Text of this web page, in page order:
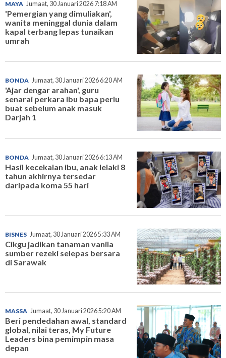
MAYA Jumaat, 30 Januari 2026 7:18 AM
'Pemergian yang dimuliakan',
wanita meninggal dunia dalam
kapal terbang lepas tunaikan
umrah
BONDA Jumaat, 30 Januari 2026 6:20 AM
'Ajar dengar arahan', guru
senarai perkara ibu bapa perlu
buat sebelum anak masuk
Darjah 1
BONDA Jumaat, 30 Januari 2026 6:13 AM
Hasil kecekalan ibu, anak lelaki 8
tahun akhirnya tersedar
daripada koma 55 hari
BISNES Jumaat, 30 Januari 2026 5:33 AM
Cikgu jadikan tanaman vanila
sumber rezeki selepas bersara
di Sarawak
MASSA Jumaat, 30 Januari 2026 5:20 AM
Beri pendedahan awal, standard
global, nilai teras, My Future
Leaders bina pemimpin masa
depan